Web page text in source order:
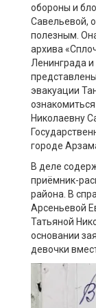
обороны и
Савельевой,
полезным.
архива
Ленинграда
эвакуации
Николаевну
городе
В деле
приёмник-
района. В
Арсеньевой
Татьяной
основании
девочки